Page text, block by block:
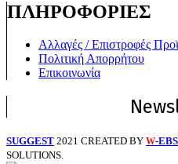
ΠΛΗΡΟΦΟΡΙΕΣ
Αλλαγές / Επιστροφές
Πολιτική Απορρήτου
Επικοινωνία
SUGGEST 2021 CREATED BY W-
SOLUTIONS.